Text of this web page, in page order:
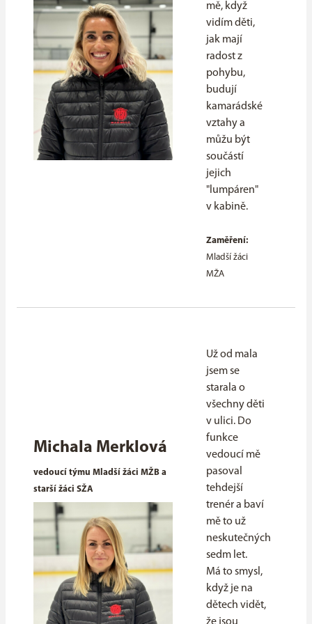
mě, když
vidím děti,
jak mají
radost z
pohybu,
budují
kamarádské
vztahy a
můžu být
součástí
jejich
"lumpáren"
v kabině.
Zaměření:
Mladší žáci
MŽA
Michala Merklová
vedoucí týmu Mladší žáci MŽB a
starší žáci SŽA
Už od mala
jsem se
starala o
všechny děti
v ulici. Do
funkce
vedoucí mě
pasoval
tehdejší
trenér a baví
mě to už
neskutečných
sedm let.
Má to smysl,
když je na
dětech vidět,